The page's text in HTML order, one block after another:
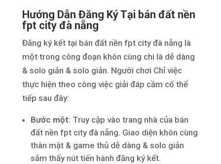
Hướng Dẫn Đăng Ký Tại bán đất nền
fpt city đà nẵng
Đăng ký kết tại bán đất nền fpt city đà nẵng là
một trong công đoạn khôn cùng chi là dễ dàng
& solo giản & solo giản. Người chơi Chỉ việc
thực hiện theo công việc giải đáp cầm cố thể
tiếp sau đây:
Bước một: Truy cập vào trang nhà của bán
đất nền fpt city đà nẵng. Giao diện khôn cùng
thân mật & game thủ dễ dàng & solo giản
sắm thấy nút tiến hành đăng ký kết.